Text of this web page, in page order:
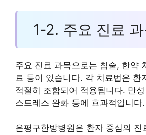
1-2. 주요 진료
주요 진료 과목으로는 침술, 한약
료 등이 있습니다. 각 치료법은 환
적절히 조합되어 적용됩니다. 만
스트레스 완화 등에 효과적입니다.
은평구한방병원은 환자 중심의 진